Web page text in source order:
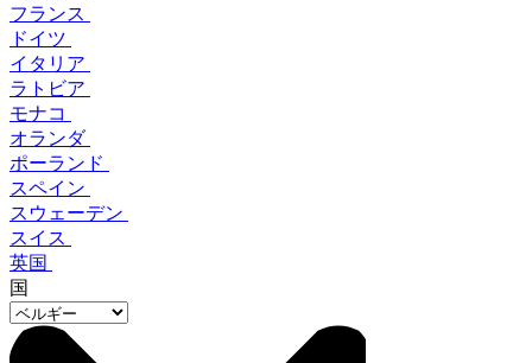
フランス
ドイツ
イタリア
ラトビア
モナコ
オランダ
ポーランド
スペイン
スウェーデン
スイス
英国
国